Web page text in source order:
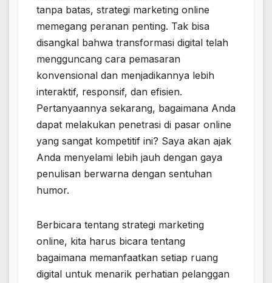
tanpa batas, strategi marketing online
memegang peranan penting. Tak bisa
disangkal bahwa transformasi digital telah
mengguncang cara pemasaran
konvensional dan menjadikannya lebih
interaktif, responsif, dan efisien.
Pertanyaannya sekarang, bagaimana Anda
dapat melakukan penetrasi di pasar online
yang sangat kompetitif ini? Saya akan ajak
Anda menyelami lebih jauh dengan gaya
penulisan berwarna dengan sentuhan
humor.
Berbicara tentang strategi marketing
online, kita harus bicara tentang
bagaimana memanfaatkan setiap ruang
digital untuk menarik perhatian pelanggan